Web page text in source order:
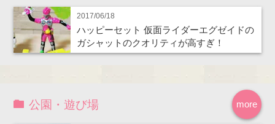
2017/06/18
ハッピーセット 仮面ライダーエグゼイドの
ガシャットのクオリティが高すぎ！
more
公園・遊び場